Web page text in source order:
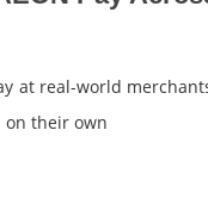
at real-world
on their own